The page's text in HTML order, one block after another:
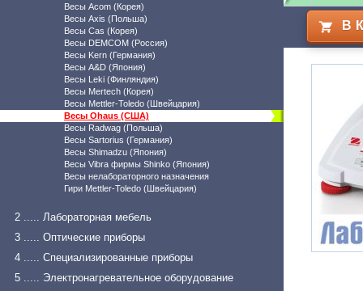
Весы Acom (Корея)
Весы Axis (Польша)
Весы Cas (Корея)
Весы DEMCOM (Россия)
Весы Kern (Германия)
Весы A&D (Япония)
Весы Leki (Финляндия)
Весы Mertech (Корея)
Весы Mettler-Toledo (Швейцария)
Весы Ohaus (США)
Весы Radwag (Польша)
Весы Sartorius (Германия)
Весы Shimadzu (Япония)
Весы Vibra фирмы Shinko (Япония)
Весы нелабораторного назначения
Гири Mettler-Toledo (Швейцария)
2 ..... Лабораторная мебель
3 ..... Оптические приборы
4 ..... Специализированные приборы
5 ..... Электронагревательное оборудование
В